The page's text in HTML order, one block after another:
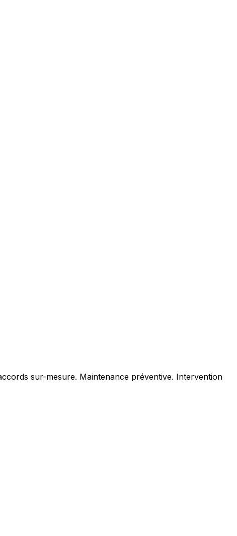
sur-mesure. Maintenance préventive. Intervention